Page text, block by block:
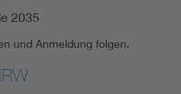
2035
und Anmeldung folgen.